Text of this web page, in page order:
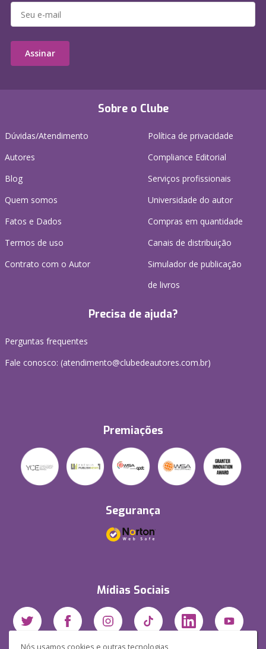
Nós usamos cookies e outras tecnologias
Sobre o Clube
Dúvidas/Atendimento
Autores
Blog
Quem somos
Fatos e Dados
Termos de uso
Contrato com o Autor
Política de privacidade
Compliance Editorial
Serviços profissionais
Universidade do autor
Compras em quantidade
Canais de distribuição
Simulador de publicação
de livros
Precisa de ajuda?
Perguntas frequentes
Fale conosco: (atendimento@clubedeautores.com.br)
Premiações
Segurança
Mídias Sociais
Assinar